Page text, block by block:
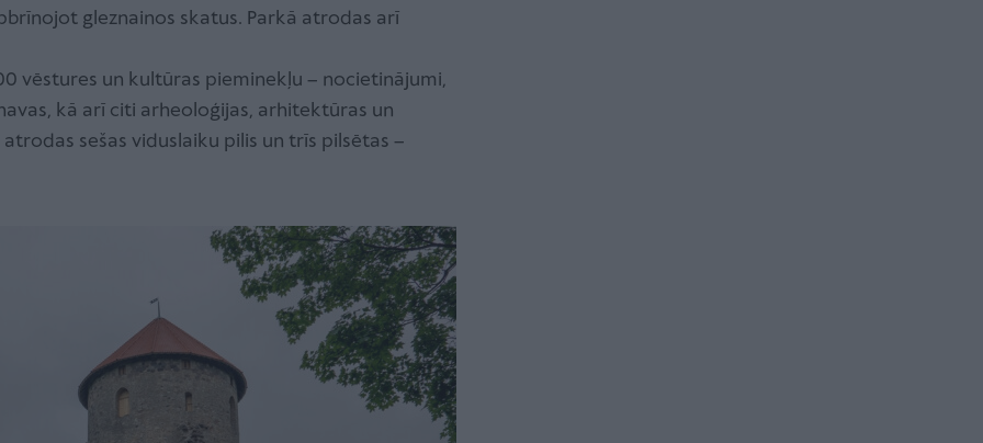
gleznainos skatus. Parkā atrodas arī
vēstures un kultūras pieminekļu – nocietinājumi,
kā arī citi arheoloģijas, arhitektūras un
sešas viduslaiku pilis un trīs pilsētas –